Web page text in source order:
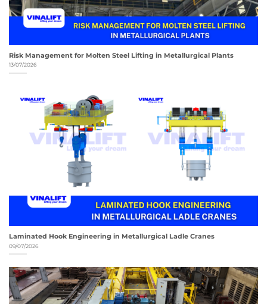
Risk Management for Molten Steel Lifting in Metallurgical Plants
13/07/2026
Laminated Hook Engineering in Metallurgical Ladle Cranes
09/07/2026